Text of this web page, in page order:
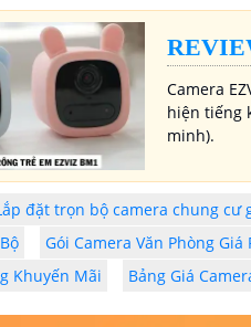
Camera
hiện tiếng
minh).
đặt trọn bộ camera chung cư
Gói Camera Văn Phòng Giá
Khuyến Mãi
Bảng Giá